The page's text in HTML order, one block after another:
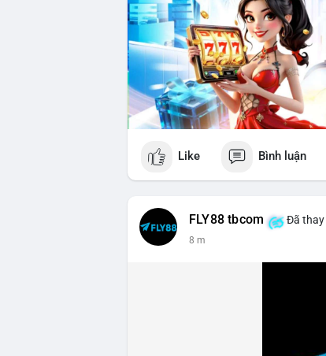
Like Bình luận
FLY88 tbcom Đã thay
8 m